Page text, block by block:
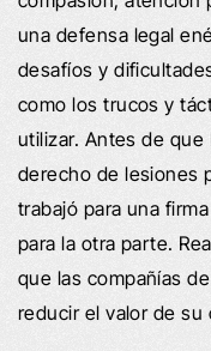
una defensa legal
desafíos y
como los trucos y
utilizar. Antes de
derecho de lesiones
trabajó para una
para la otra parte.
que las compañías
reducir el valor de su